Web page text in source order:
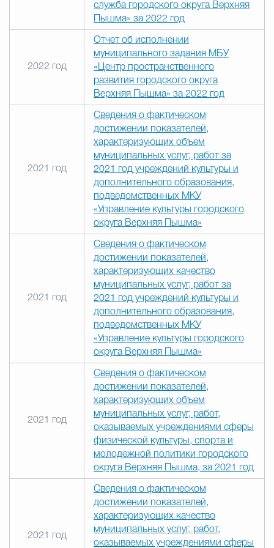
служба городского округа Верхняя
Пышма» за 2022 год
2022 год
Отчет об исполнении
муниципального задания МБУ
«Центр пространственного
развития городского округа
Верхняя Пышма» за 2022 год
2021 год
Сведения о фактическом
достижении показателей,
характеризующих объем
муниципальных услуг, работ за
2021 год учреждений культуры и
дополнительного образования,
подведомственных МКУ
«Управление культуры городского
округа Верхняя Пышма»
2021 год
Сведения о фактическом
достижении показателей,
характеризующих качество
муниципальных услуг, работ за
2021 год учреждений культуры и
дополнительного образования,
подведомственных МКУ
«Управление культуры городского
округа Верхняя Пышма»
2021 год
Сведения о фактическом
достижении показателей,
характеризующих объем
муниципальных услуг, работ,
оказываемых учреждениями сферы
физической культуры, спорта и
молодежной политики городского
округа Верхняя Пышма, за 2021 год
2021 год
Сведения о фактическом
достижении показателей,
характеризующих качество
муниципальных услуг, работ,
оказываемых учреждениями сферы